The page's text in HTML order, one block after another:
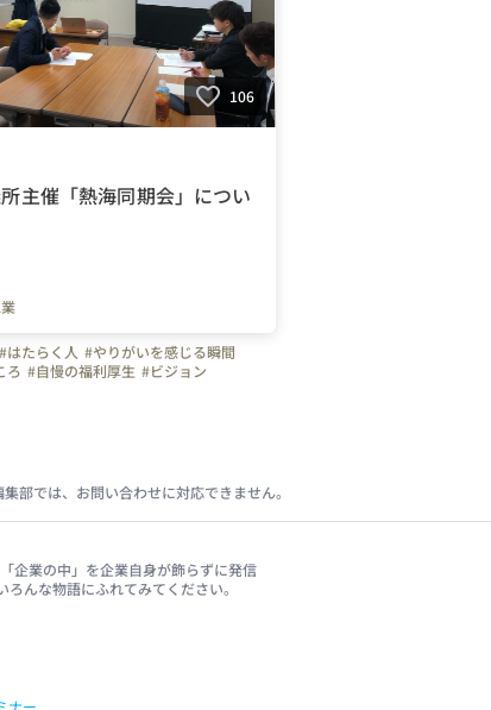
106
主催「熱海同期会」につい
#はたらく人 #やりがいを感じる瞬間
ろ #自慢の福利厚生 #ビジョン
部では、お問い合わせに対応できません。
企業の中」を企業自身が飾らずに発信
んな物語にふれてみてください。
ナー